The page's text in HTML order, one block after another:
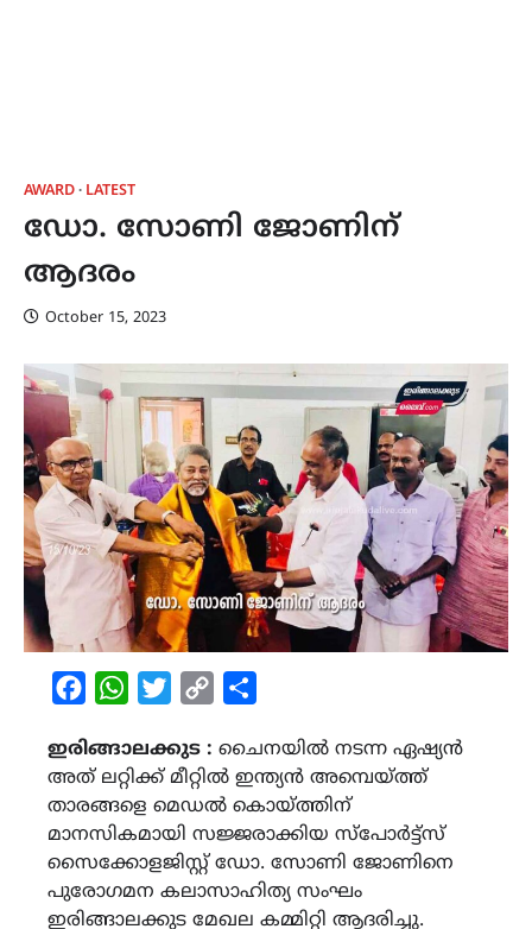
AWARD LATEST
ഡോ. സോണി ജോണിന്
ആദരം
October 15, 2023
FacebookWhatsAppTwitterCopy
ഇരിങ്ങാലക്കുട : ചൈനയിൽ നടന്ന ഏഷ്യൻ
അത് ലറ്റിക്ക് മീറ്റിൽ ഇന്ത്യൻ അമ്പെയ്ത്ത്
താരങ്ങളെ മെഡൽ കൊയ്ത്തിന്
മാനസികമായി സജ്ജരാക്കിയ സ്പോർട്ട്സ്
സൈക്കോളജിസ്റ്റ് ഡോ. സോണി ജോണിനെ
പുരോഗമന കലാസാഹിത്യ സംഘം
ഇരിങ്ങാലക്കുട മേഖല കമ്മിറ്റി ആദരിച്ചു.